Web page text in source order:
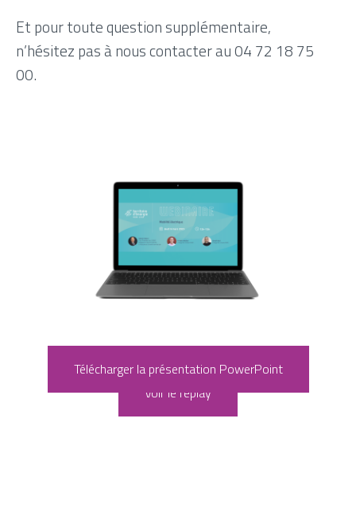
Et pour toute question supplémentaire,
n’hésitez pas à nous contacter au 04 72 18 75
00.
Voir le replay
Télécharger la présentation PowerPoint